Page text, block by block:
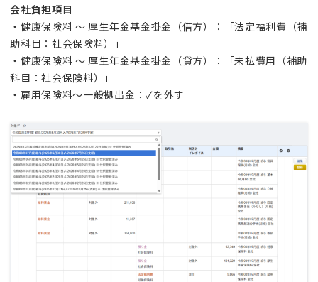
会社負担項目
・健康保険料 ～ 厚生年金基金掛金（借方）：「法定福利費（補
助科目：社会保険料）」
・健康保険料 ～ 厚生年金基金掛金（貸方）：「未払費用（補助
科目：社会保険料）」
・雇用保険料～一般拠出金：✓を外す